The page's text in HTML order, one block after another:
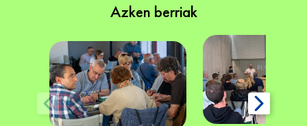
Azken berriak